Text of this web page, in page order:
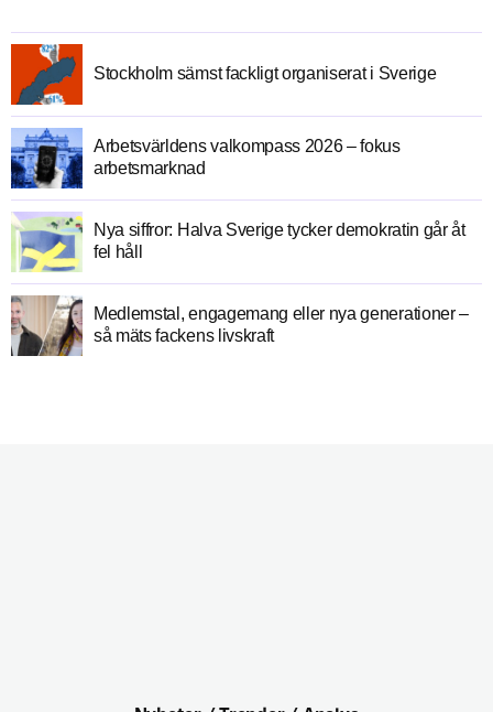
Stockholm sämst fackligt organiserat i Sverige
Arbetsvärldens valkompass 2026 – fokus
arbetsmarknad
Nya siffror: Halva Sverige tycker demokratin går åt
fel håll
Medlemstal, engagemang eller nya generationer –
så mäts fackens livskraft